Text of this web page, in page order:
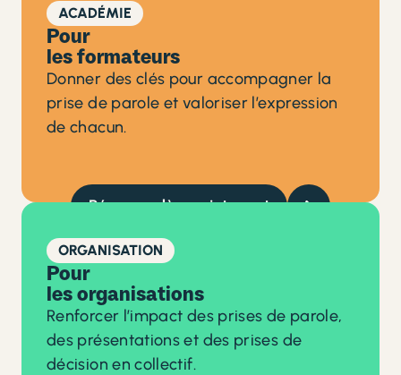
ACADÉMIE
Pour
les formateurs
Donner des clés pour accompagner la
prise de parole et valoriser l’expression
de chacun.
Réserver dès maintenant
ORGANISATION
Pour
les organisations
Renforcer l’impact des prises de parole,
des présentations et des prises de
décision en collectif.